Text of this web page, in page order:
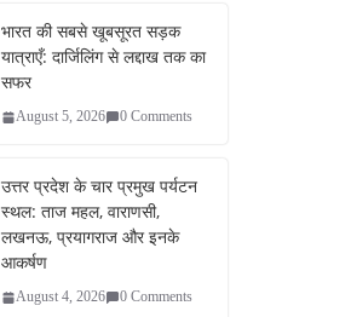
भारत की सबसे खूबसूरत सड़क
यात्राएँ: दार्जिलिंग से लद्दाख तक का
सफर
August 5, 2026 0 Comments
उत्तर प्रदेश के चार प्रमुख पर्यटन
स्थल: ताज महल, वाराणसी,
लखनऊ, प्रयागराज और इनके
आकर्षण
August 4, 2026 0 Comments